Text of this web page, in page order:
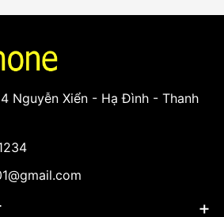
khi dùng phím home lô
Nguyễn Xiển - Hạ Đình - Thanh